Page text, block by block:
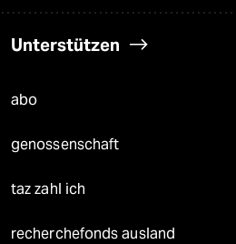
Unterstützen
abo
genossenschaft
taz zahl ich
recherchefonds ausland